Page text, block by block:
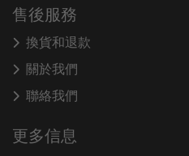
售後服務
換貨和退款
關於我們
聯絡我們
更多信息